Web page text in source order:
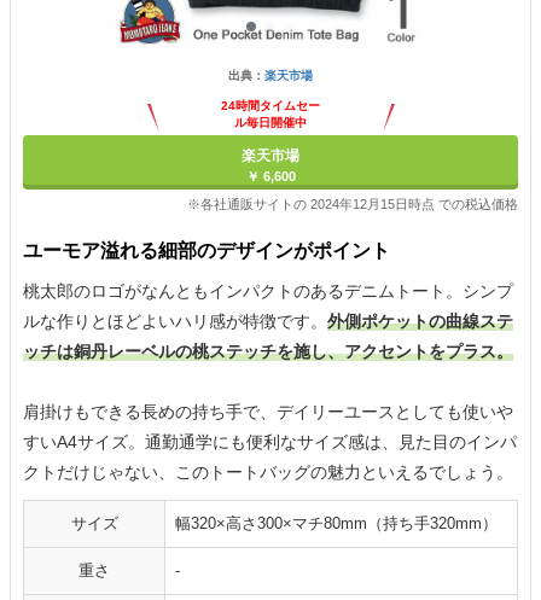
出典： 楽天市場
24時間タイムセー
ル毎日開催中
楽天市場
￥ 6,600
※各社通販サイトの 2024年12月15日時点 での税込価格
ユーモア溢れる細部のデザインがポイント
桃太郎のロゴがなんともインパクトのあるデニムトート。シンプ
ルな作りとほどよいハリ感が特徴です。 外側ポケットの曲線ステ
ッチは銅丹レーベルの桃ステッチを施し、アクセントをプラス。
肩掛けもできる長めの持ち手で、デイリーユースとしても使いや
すいA4サイズ。通勤通学にも便利なサイズ感は、見た目のインパ
クトだけじゃない、このトートバッグの魅力といえるでしょう。
サイズ 幅320×高さ300×マチ80mm（持ち手320mm）
重さ -